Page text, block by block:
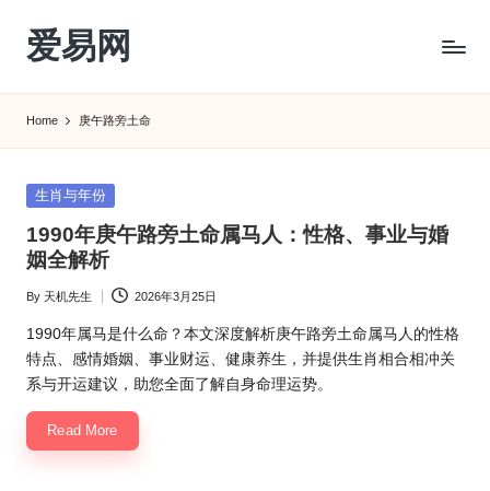
Skip
content
爱易网
转
农
历
阴
查
询
_2ebc.com
Home 庚午路旁土命
Posted
生肖与年份
1990年庚午路旁土命属马人：性格、事业与婚
姻全解析
Posted
by
By 天机先生 2026年3月25日
1990年属马是什么命？本文深度解析庚午路旁土命属马人的性格
特点、感情婚姻、事业财运、健康养生，并提供生肖相合相冲关
系与开运建议，助您全面了解自身命理运势。
Read More